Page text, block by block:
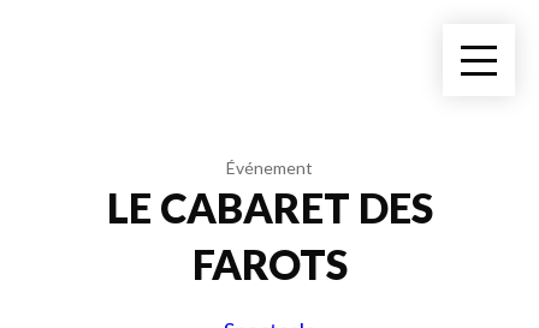
Événement
LE CABARET DES
FAROTS